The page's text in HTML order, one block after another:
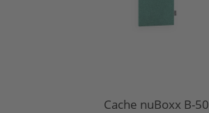
Cache nuBoxx B-50